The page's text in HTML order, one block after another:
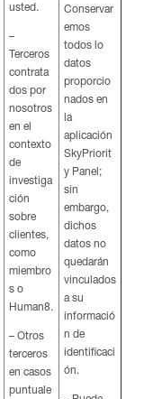
usted.
–
Terceros
contrata
dos por
nosotros
en el
contexto
de
investiga
ción
sobre
clientes,
como
miembro
s o
Human8.
– Otros
terceros
en casos
puntuale
Conservar
emos
todos lo
datos
proporcio
nados en
la
aplicación
SkyPriorit
y Panel;
sin
embargo,
dichos
datos no
quedarán
vinculados
a su
informació
n de
identificaci
ón.